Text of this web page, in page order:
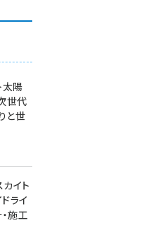
太陽
世代
と世
イト
ライ
施工